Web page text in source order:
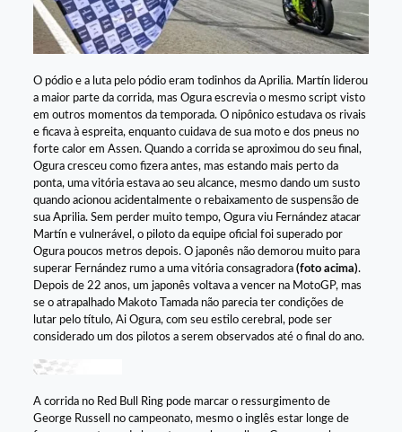
O pódio e a luta pelo pódio eram todinhos da Aprilia. Martín liderou
a maior parte da corrida, mas Ogura escrevia o mesmo script visto
em outros momentos da temporada. O nipônico estudava os rivais
e ficava à espreita, enquanto cuidava de sua moto e dos pneus no
forte calor em Assen. Quando a corrida se aproximou do seu final,
Ogura cresceu como fizera antes, mas estando mais perto da
ponta, uma vitória estava ao seu alcance, mesmo dando um susto
quando acionou acidentalmente o rebaixamento de suspensão de
sua Aprilia. Sem perder muito tempo, Ogura viu Fernández atacar
Martín e vulnerável, o piloto da equipe oficial foi superado por
Ogura poucos metros depois. O japonês não demorou muito para
superar Fernández rumo a uma vitória consagradora (foto acima).
Depois de 22 anos, um japonês voltava a vencer na MotoGP, mas
se o atrapalhado Makoto Tamada não parecia ter condições de
lutar pelo título, Ai Ogura, com seu estilo cerebral, pode ser
considerado um dos pilotos a serem observados até o final do ano.
A corrida no Red Bull Ring pode marcar o ressurgimento de
George Russell no campeonato, mesmo o inglês estar longe de